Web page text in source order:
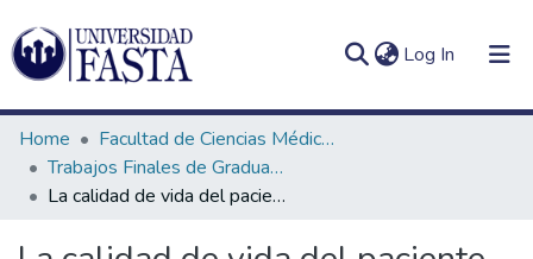
Log In (current)
Communities
Home
Facultad de Ciencias Médicas
Trabajos Finales de Graduación de Licenciatura en Kinesiología
La calidad de vida del paciente con EPOC y la importancia del kinesiólogo